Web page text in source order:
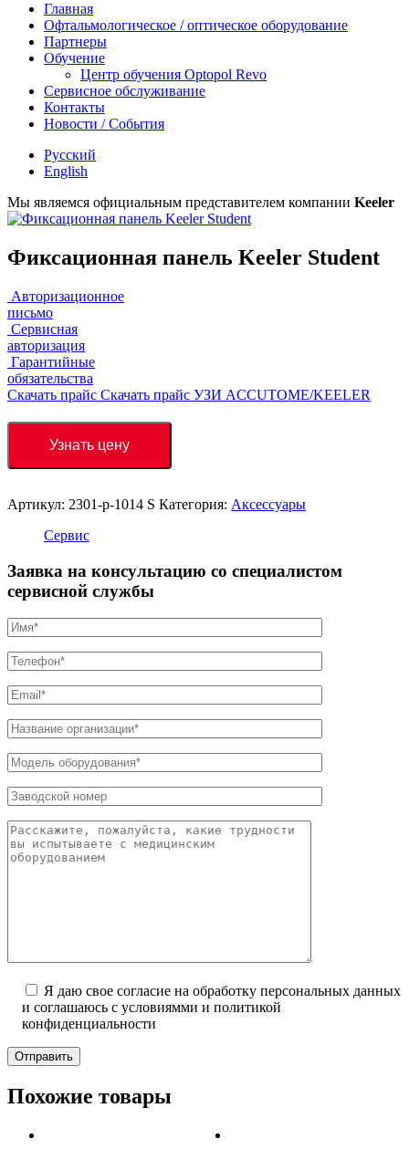
Главная
Офтальмологическое / оптическое оборудование
Партнеры
Обучение
Центр обучения Оptopol Revo
Сервисное обслуживание
Контакты
Новости / События
Русский
English
Мы являемся официальным представителем компании Keeler
Фиксационная панель Keeler Student
Авторизационное
письмо
Сервисная
авторизация
Гарантийные
обязательства
Скачать прайс Скачать прайс УЗИ ACCUTOME/KEELER
Узнать цену
Артикул: 2301-p-1014 S Категория: Аксессуары
Сервис
Заявка на консультацию со специалистом
сервисной службы
Я даю свое согласие на обработку персональных данных
и соглашаюсь с условиямми и политикой
конфиденциальности
Отправить
Похожие товары